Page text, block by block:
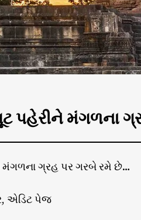
પહેરીને મંગળના
ગ્રહ પર ગરબે રમે છે…
એડિટ પેજ